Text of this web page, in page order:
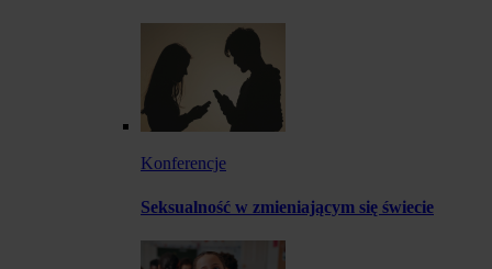
Konferencje
Seksualność w zmieniającym się świecie